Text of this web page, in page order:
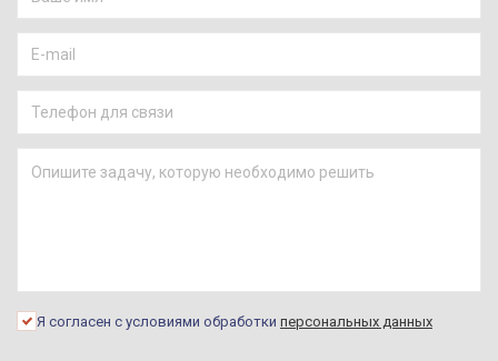
Я согласен с условиями обработки персональных данных